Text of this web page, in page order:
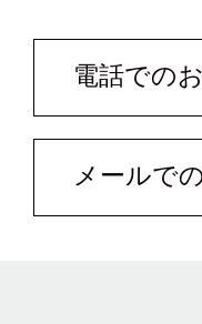
電話での
メールで